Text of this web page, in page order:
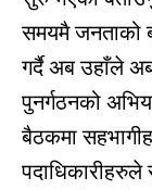
समयमै जनताको
गर्दै अब उहाँले
पुनर्गठनको
बैठकमा
पदाधिकारीहरुले